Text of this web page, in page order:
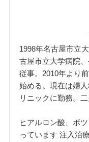
1998年名古屋市立
古屋市立大学病院
従事。2010年より
始める。現在は婦
リニックに勤務。二
ヒアルロン酸、ボ
っています 注入治